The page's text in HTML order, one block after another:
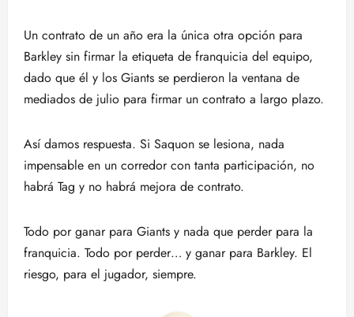
Un contrato de un año era la única otra opción para
Barkley sin firmar la etiqueta de franquicia del equipo,
dado que él y los Giants se perdieron la ventana de
mediados de julio para firmar un contrato a largo plazo.
Así damos respuesta. Si Saquon se lesiona, nada
impensable en un corredor con tanta participación, no
habrá Tag y no habrá mejora de contrato.
Todo por ganar para Giants y nada que perder para la
franquicia. Todo por perder… y ganar para Barkley. El
riesgo, para el jugador, siempre.